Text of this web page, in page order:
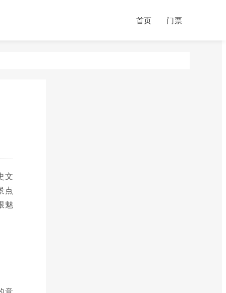
首页 门票
文
点
魅